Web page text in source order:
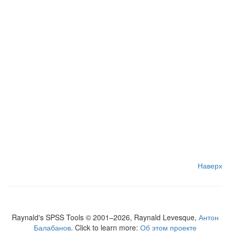
Наверх
Raynald's SPSS Tools © 2001–2026, Raynald Levesque, Антон
Балабанов. Click to learn more: Об этом проекте